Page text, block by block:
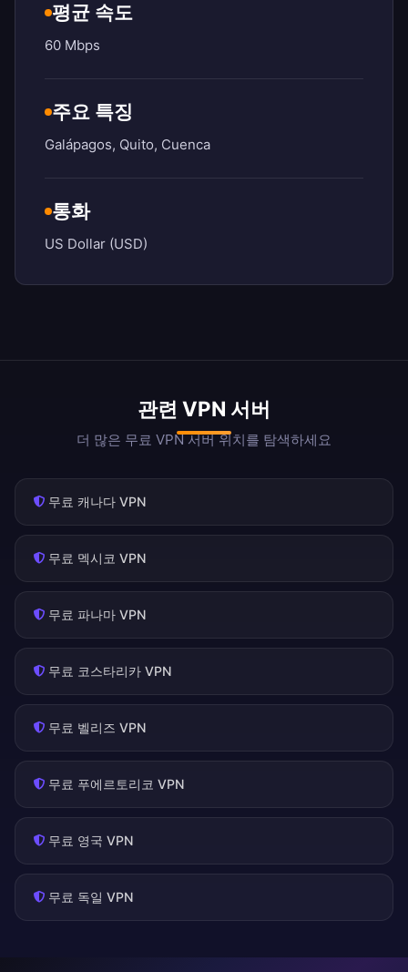
평균 속도
60 Mbps
주요 특징
Galápagos, Quito, Cuenca
통화
US Dollar (USD)
관련 VPN 서버
더 많은 무료 VPN 서버 위치를 탐색하세요
무료 캐나다 VPN
무료 멕시코 VPN
무료 파나마 VPN
무료 코스타리카 VPN
무료 벨리즈 VPN
무료 푸에르토리코 VPN
무료 영국 VPN
무료 독일 VPN